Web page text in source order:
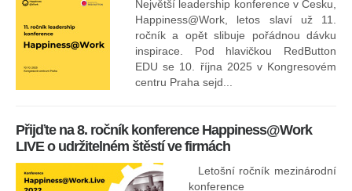
Největší leadership konference v Česku,
Happiness@Work, letos slaví už 11.
ročník a opět slibuje pořádnou dávku
inspirace. Pod hlavičkou RedButton
EDU se 10. října 2025 v Kongresovém
centru Praha sejd...
Přijďte na 8. ročník konference Happiness@Work
LIVE o udržitelném štěstí ve firmách
Letošní ročník mezinárodní
konference